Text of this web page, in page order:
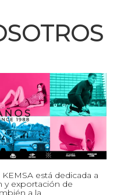
KEMSA está dedicada a
y exportación de
a la